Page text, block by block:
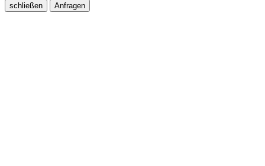
schließen Anfragen